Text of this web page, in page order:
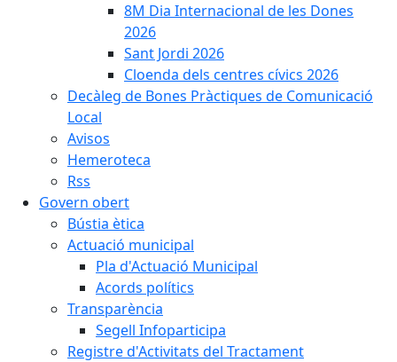
8M Dia Internacional de les Dones
2026
Sant Jordi 2026
Cloenda dels centres cívics 2026
Decàleg de Bones Pràctiques de Comunicació
Local
Avisos
Hemeroteca
Rss
Govern obert
Bústia ètica
Actuació municipal
Pla d'Actuació Municipal
Acords polítics
Transparència
Segell Infoparticipa
Registre d'Activitats del Tractament